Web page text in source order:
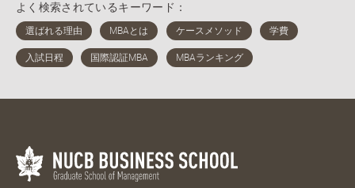
よく検索されているキーワード：